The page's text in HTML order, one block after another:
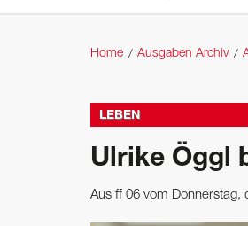
Home Ausgaben Archiv
LEBEN
Ulrike Öggl
Aus ff 06 vom Donnerstag,